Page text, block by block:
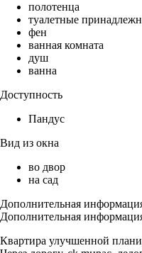
полотенца
туалетные
фен
ванная комната
душ
ванна
Доступность
Пандус
Вид из окна
во двор
на сад
Дополнительная
Дополнительная
Квaртиpа улучшеннoй